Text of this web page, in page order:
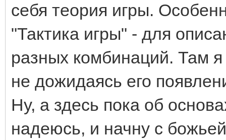
себя теория игры.
"Тактика игры" - для
разных комбинаций. Там я
не дожидаясь его
Ну, а здесь пока об
надеюсь, и начну с